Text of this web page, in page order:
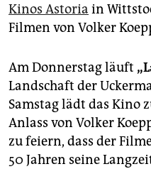
Kinos Astoria in
Filmen von Volker
Am Donnerstag läuft
Landschaft der
Samstag lädt das Kino
Anlass von Volker
zu feiern, dass der
50 Jahren seine